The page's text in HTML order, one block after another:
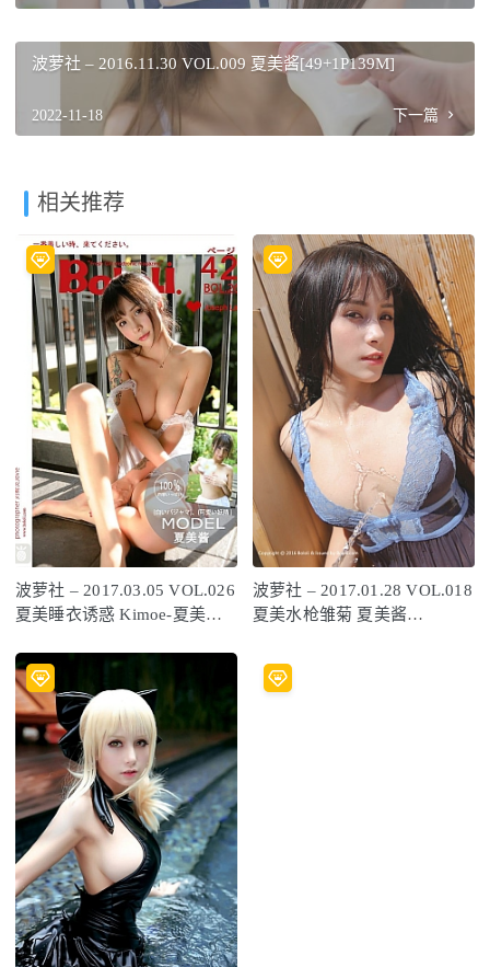
波萝社 – 2016.11.30 VOL.009 夏美酱[49+1P139M]
2022-11-18 下一篇
相关推荐
波萝社 – 2017.03.05 VOL.026
夏美睡衣诱惑 Kimoe-夏美酱
波萝社 – 2017.01.28 VOL.018
夏美水枪雏菊 夏美酱